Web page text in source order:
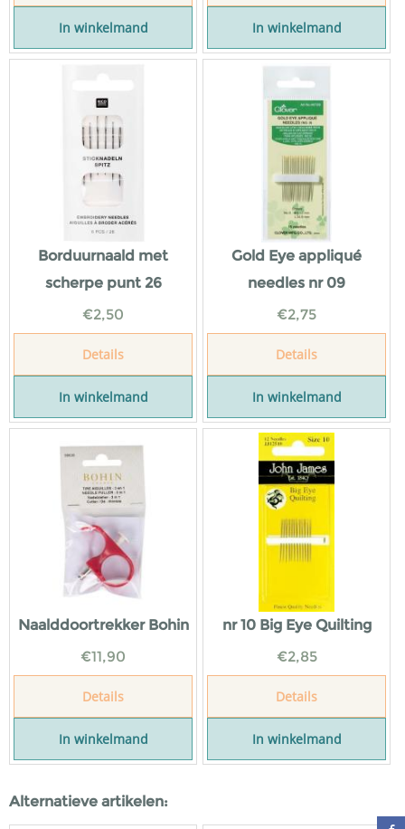
In winkelmand In winkelmand
Borduurnaald met
scherpe punt 26
€2,50
Details
In winkelmand
Gold Eye appliqué
needles nr 09
€2,75
Details
In winkelmand
Naalddoortrekker Bohin
€11,90
Details
In winkelmand
nr 10 Big Eye Quilting
€2,85
Details
In winkelmand
Alternatieve artikelen: